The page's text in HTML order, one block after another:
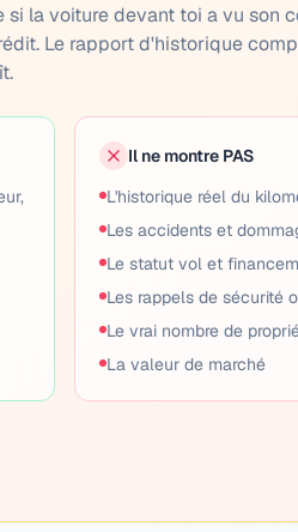
si la voiture devant toi a vu son
Le rapport d'historique
Il ne montre PAS
L'historique réel du
Les accidents et
Le statut vol et
Les rappels de sécurité
Le vrai nombre de
La valeur de marché